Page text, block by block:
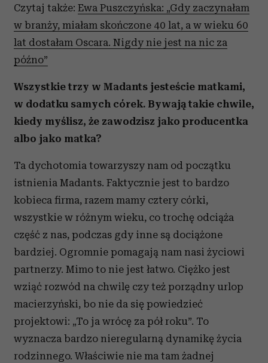
Partnerzy mogą połączyć te informacje z innymi danymi
otrzymanymi od Ciebie lub uzyskanymi podczas
korzystania z ich usług.
Czytaj także: Ewa Puszczyńska: „Gdy zaczynałam
w branży, miałam skończone 40 lat, a w wieku 60
lat dostałam Oscara. Nigdy nie jest na nic za
późno”
Wszystkie trzy w Madants jesteście matkami,
w dodatku samych córek. Bywają takie chwile,
kiedy myślisz, że zawodzisz jako producentka
albo jako matka?
Ta dychotomia towarzyszy nam od początku
istnienia Madants. Faktycznie jest to bardzo
kobieca firma, razem mamy cztery córki,
wszystkie w różnym wieku, co trochę odciąża
część z nas, podczas gdy inne są dociążone
bardziej. Ogromnie pomagają nam nasi życiowi
partnerzy. Mimo to nie jest łatwo. Ciężko jest
wziąć rozwód na chwilę czy też porządny urlop
macierzyński, bo nie da się powiedzieć
projektowi: „To ja wrócę za pół roku”. To
wyznacza bardzo nieregularną dynamikę życia
rodzinnego. Właściwie nie ma tam żadnej